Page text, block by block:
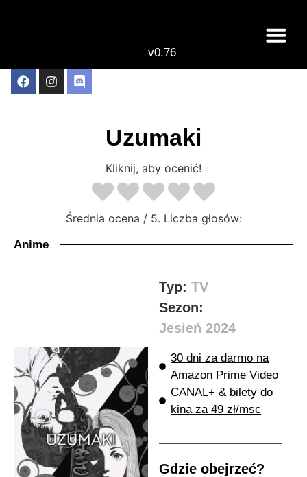
v0.76
Uzumaki
Kliknij, aby ocenić!
Średnia ocena / 5. Liczba głosów:
Anime
Typ: TV
Sezon:
Jesień 2024
30 dni za darmo na
Amazon Prime Video
CANAL+ & bilety do
kina za 49 zł/msc
Gdzie obejrzeć?